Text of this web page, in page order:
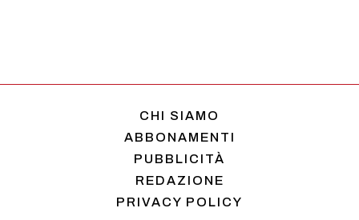
CHI SIAMO
ABBONAMENTI
PUBBLICITÀ
REDAZIONE
PRIVACY POLICY